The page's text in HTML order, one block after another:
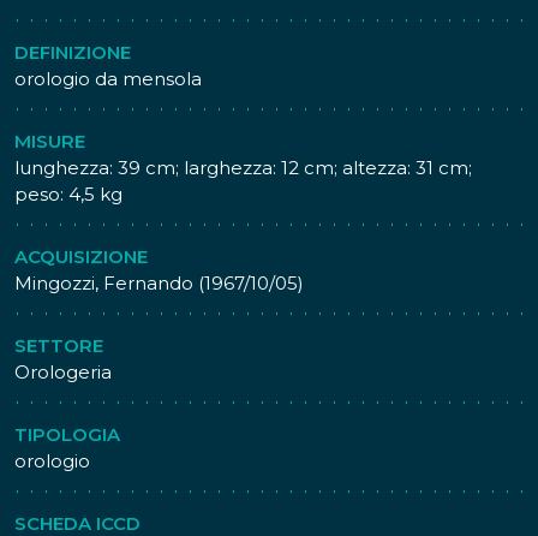
DEFINIZIONE
orologio da mensola
MISURE
lunghezza: 39 cm; larghezza: 12 cm; altezza: 31 cm;
peso: 4,5 kg
ACQUISIZIONE
Mingozzi, Fernando (1967/10/05)
SETTORE
Orologeria
TIPOLOGIA
orologio
SCHEDA ICCD